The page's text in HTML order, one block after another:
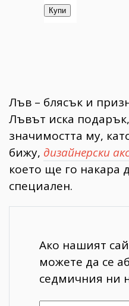
Лъв – блясък и
Лъвът иска
значимостта му,
бижу, дизайнерски
което ще го накара
специален.
Ако нашият
можете да се
седмичния ни